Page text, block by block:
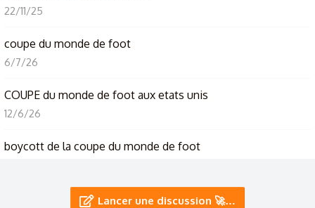
22/11/25
coupe du monde de foot
6/7/26
COUPE du monde de foot aux etats unis
12/6/26
boycott de la coupe du monde de foot
la coupe du monde de foot aux etats unis
Lancer une discussion 🚀…